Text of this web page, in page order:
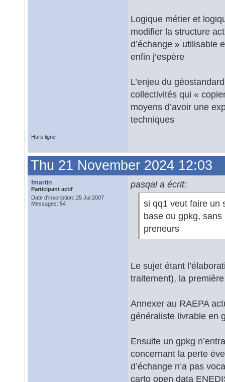
Logique métier et
modifier la structure
d’échange » utilisable
enfin j’espère
L’enjeu du
collectivités qui «
moyens d’avoir une
techniques
Hors ligne
Thu 21 November 2024 12:03
fmartin
Participant actif
Date d'inscription: 25 Jul 2007
Messages: 54
pasqal a écrit:
si qq1 veut faire un
base ou gpkg,
preneurs
Le sujet étant
traitement), la
Annexer au RAEPA
généraliste livrable en
Ensuite un gpkg
concernant la perte
d’échange n’a pas
carto open data